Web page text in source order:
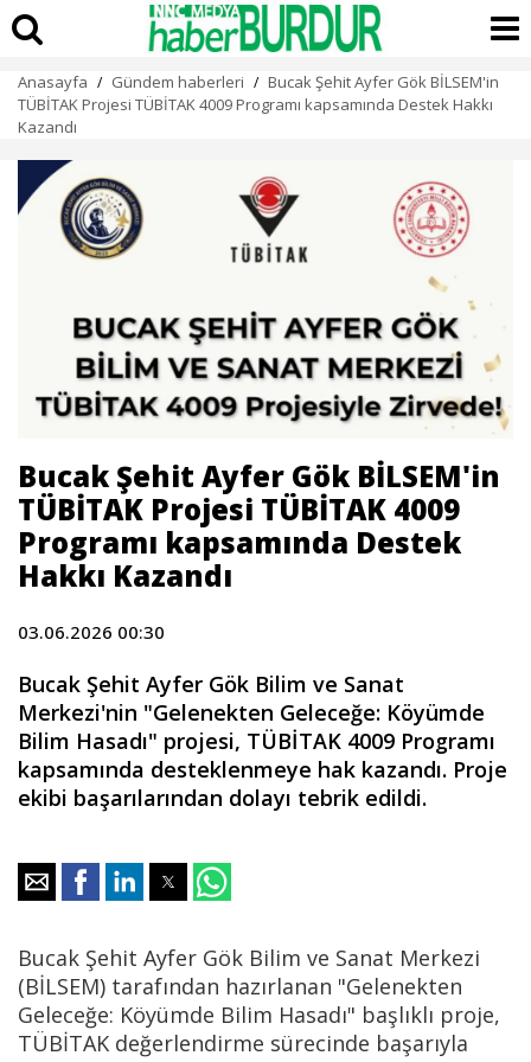
Anasayfa / Gündem haberleri / Bucak Şehit Ayfer Gök BİLSEM'in
TÜBİTAK Projesi TÜBİTAK 4009 Programı kapsamında Destek Hakkı
Kazandı
Bucak Şehit Ayfer Gök BİLSEM'in
TÜBİTAK Projesi TÜBİTAK 4009
Programı kapsamında Destek
Hakkı Kazandı
03.06.2026 00:30
Bucak Şehit Ayfer Gök Bilim ve Sanat
Merkezi'nin "Gelenekten Geleceğe: Köyümde
Bilim Hasadı" projesi, TÜBİTAK 4009 Programı
kapsamında desteklenmeye hak kazandı. Proje
ekibi başarılarından dolayı tebrik edildi.
Bucak Şehit Ayfer Gök Bilim ve Sanat Merkezi
(BİLSEM) tarafından hazırlanan "Gelenekten
Geleceğe: Köyümde Bilim Hasadı" başlıklı proje,
TÜBİTAK değerlendirme sürecinde başarıyla